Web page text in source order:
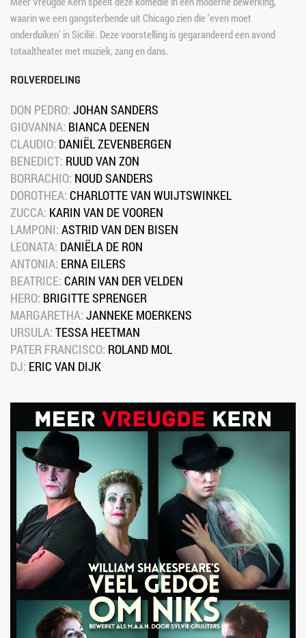
waarin we een gangsterbende uit Chicago zien die ‘even moet
onderduiken’ in Sicilië. Deze voorstelling is gegarandeerd een avond
totaaltheater met muziek, zang en dans.
ROLVERDELING
DON PEDRO: JOHAN SANDERS
GIOVANNA: BIANCA DEENEN
CLAUDIO: DANIËL ZEVENBERGEN
BENEDICT: RUUD VAN ZON
BORRACHIO: NOUD SANDERS
DOROTHEA: CHARLOTTE VAN WUIJTSWINK​EL
ZUCCA: KARIN VAN DE VOOREN
LAMPONI: ASTRID VAN DEN BISEN
LEONATA: DANIËLA DE RON
ANTONIA: ERNA EILERS
BEATRICE: CARIN VAN DER VELDEN
HERO: BRIGITTE SPRENGER
MARGARETHA: JANNEKE MOERKENS
URSULA: TESSA HEETMAN
PATER FRANCISCO: ROLAND MOL
DJ: ERIC VAN DIJK